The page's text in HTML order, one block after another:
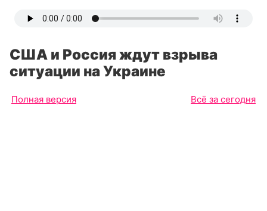
США и Россия ждут взрыва
ситуации на Украине
Полная версия Всё за сегодня